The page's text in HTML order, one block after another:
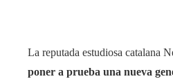
La reputada estudiosa catalana
poner a prueba una nueva